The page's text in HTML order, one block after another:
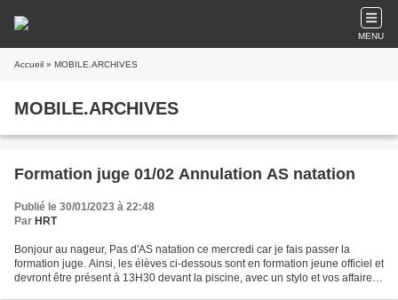
MENU
Accueil » MOBILE.ARCHIVES
MOBILE.ARCHIVES
Formation juge 01/02 Annulation AS natation
Publié le 30/01/2023 à 22:48
Par HRT
Bonjour au nageur, Pas d'AS natation ce mercredi car je fais passer la
formation juge. Ainsi, les élèves ci-dessous sont en formation jeune officiel et
devront être présent à 13H30 devant la piscine, avec un stylo et vos affaires